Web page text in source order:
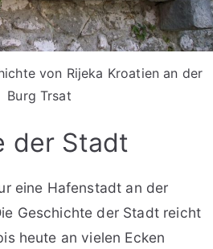
von Rijeka Kroatien an der
Burg Trsat
der Stadt
eine Hafenstadt an der
Geschichte der Stadt reicht
heute an vielen Ecken